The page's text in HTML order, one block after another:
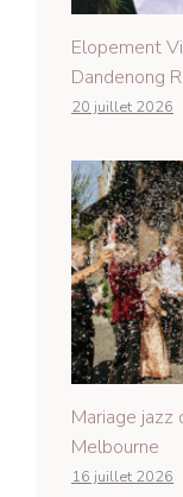
Elopement
Dandenong
20 juillet 2026
Mariage
Melbourne
16 juillet 2026